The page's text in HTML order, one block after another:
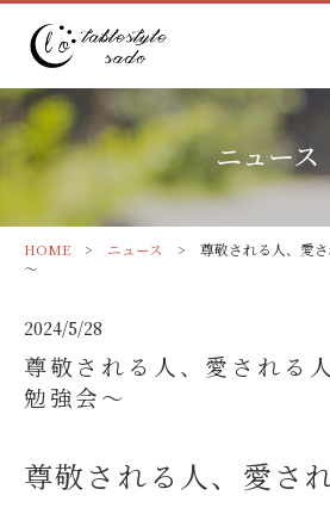
ニュース
HOME> ニュース
> 尊敬される人、愛さ
～
2024/5/28
尊敬される人、愛される
勉強会～
尊敬される人、愛さ